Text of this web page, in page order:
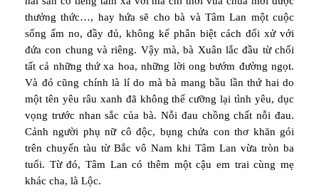
thưởng thức…, hay hứa sẽ cho bà và Tâm Lan một cuộc
sống ấm no, đầy đủ, không kể phân biệt cách đối xử với
đứa con chung và riêng. Vậy mà, bà Xuân lắc đầu từ chối
tất cả những thứ xa hoa, những lời ong bướm đường ngọt.
Và đó cũng chính là lí do mà bà mang bầu lần thứ hai do
một tên yêu râu xanh đã không thể cưỡng lại tình yêu, dục
vọng trước nhan sắc của bà. Nỗi đau chồng chất nỗi đau.
Cảnh người phụ nữ cô độc, bụng chửa con thơ khăn gói
trên chuyến tàu từ Bắc vô Nam khi Tâm Lan vừa tròn ba
tuổi. Từ đó, Tâm Lan có thêm một cậu em trai cùng mẹ
khác cha, là Lộc.